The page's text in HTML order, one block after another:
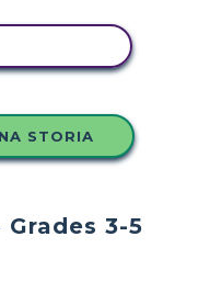
STORIA
3-5